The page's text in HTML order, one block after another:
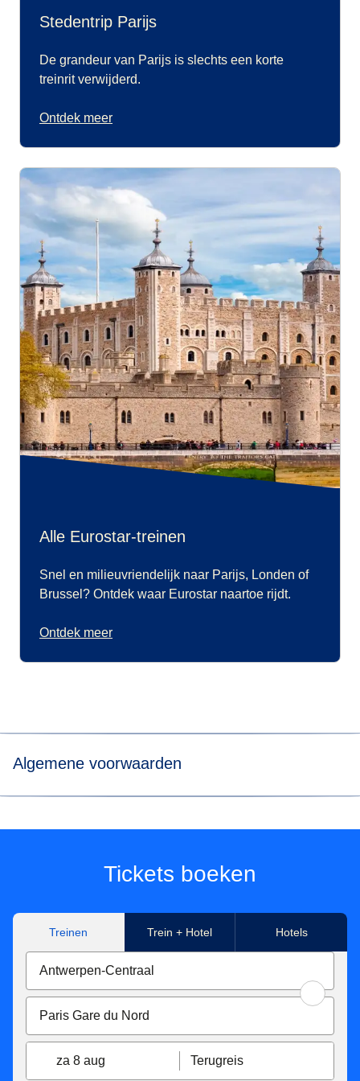
Stedentrip Parijs
De grandeur van Parijs is slechts een korte
treinrit verwijderd.
Ontdek meer
Alle Eurostar-treinen
Snel en milieuvriendelijk naar Parijs, Londen of
Brussel? Ontdek waar Eurostar naartoe rijdt.
Ontdek meer
Algemene voorwaarden
Hbf, Koeln Hbf, Düsseldorf Hbf, Düsseldorf Airport,
Duisburg Hbf, Essen Hbf, Dortmund Hbf. Onder
**Tickets beschikbaar voor reizen in Eurostar Standard,
Eurostar Plus en Eurostar Premier, gemaakt met Eurostar
van/naar Paris Nord, Marne-La-Vallée Chessy, Paris
Charles de Gaulle Airport, Aachen Hbf, Koeln Hbf,
Düsseldorf Hbf, Düsseldorf Airport, Duisburg Hbf, Essen
Hbf, Dortmund Hbf. Afhankelijk van beschikbaarheid.
Eurostar Standard en Eurostar Plus tarief tickets zijn:
Tickets boeken
Treinen Trein + Hotel Hotels
za 8 aug Terugreis